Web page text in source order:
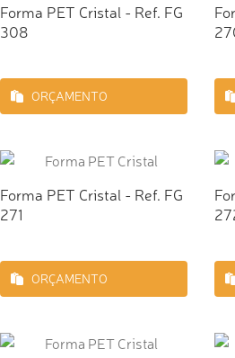
Forma PET Cristal - Ref. FG
308
ORÇAMENTO
Forma PET Cristal - Ref. FG
271
ORÇAMENTO